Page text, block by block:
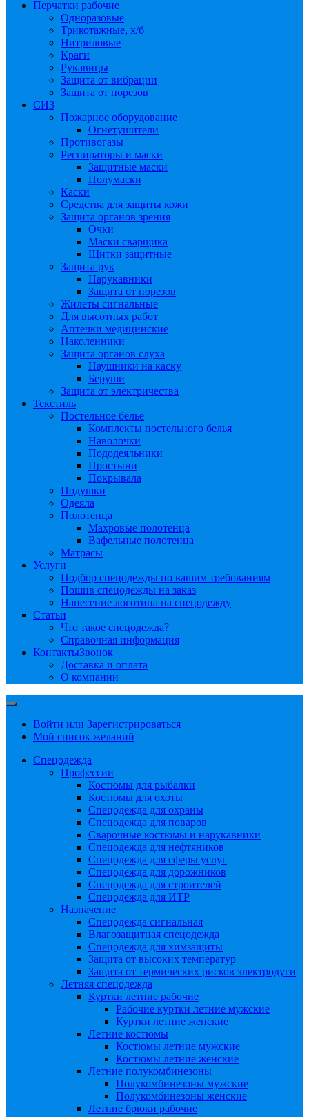
Перчатки рабочие
Одноразовые
Трикотажные, х/б
Нитриловые
Краги
Рукавицы
Защита от вибрации
Защита от порезов
СИЗ
Пожарное оборудование
Огнетушители
Противогазы
Респираторы и маски
Защитные маски
Полумаски
Каски
Средства для защиты кожи
Защита органов зрения
Очки
Маски сварщика
Щитки защитные
Защита рук
Нарукавники
Защита от порезов
Жилеты сигнальные
Для высотных работ
Аптечки медицинские
Наколенники
Защита органов слуха
Наушники на каску
Беруши
Защита от электричества
Текстиль
Постельное белье
Комплекты постельного белья
Наволочки
Пододеяльники
Простыни
Покрывала
Подушки
Одеяла
Полотенца
Махровые полотенца
Вафельные полотенца
Матрасы
Услуги
Подбор спецодежды по вашим требованиям
Пошив спецодежды на заказ
Нанесение логотипа на спецодежду
Статьи
Что такое спецодежда?
Справочная информация
КонтактыЗвонок
Доставка и оплата
О компании
Войти или Зарегистрироваться
Мой список желаний
Спецодежда
Профессии
Костюмы для рыбалки
Костюмы для охоты
Спецодежда для охраны
Спецодежда для поваров
Сварочные костюмы и нарукавники
Спецодежда для нефтяников
Спецодежда для сферы услуг
Спецодежда для дорожников
Спецодежда для строителей
Спецодежда для ИТР
Назначение
Спецодежда сигнальная
Влагозащитная спецодежда
Спецодежда для химзащиты
Защита от высоких температур
Защита от термических рисков электродуги
Летняя спецодежда
Куртки летние рабочие
Рабочие куртки летние мужские
Куртки летние женские
Летние костюмы
Костюмы летние мужские
Костюмы летние женские
Летние полукомбинезоны
Полукомбинезоны мужские
Полукомбинезоны женские
Летние брюки рабочие